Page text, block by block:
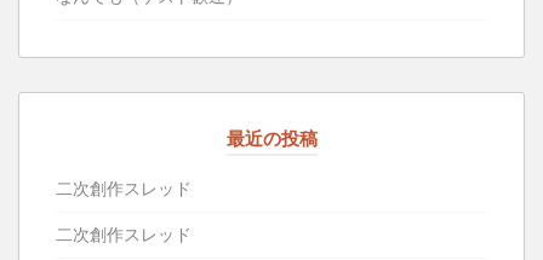
最近の投稿
二次創作スレッド
二次創作スレッド